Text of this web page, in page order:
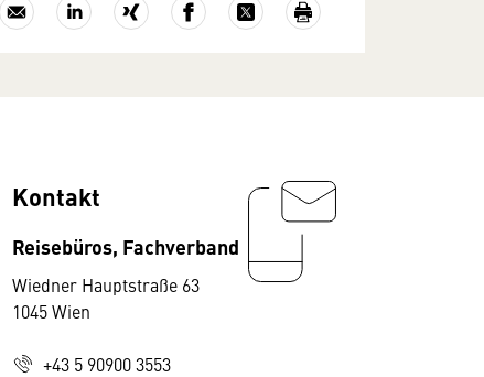
Kontakt
Reisebüros, Fachverband
Wiedner Hauptstraße 63
1045 Wien
+43 5 90900 3553